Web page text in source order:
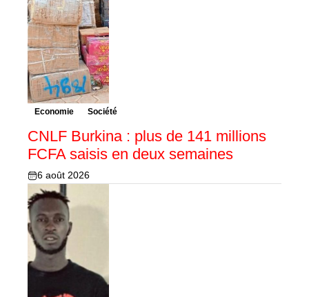
Economie Société
CNLF Burkina : plus de 141 millions
FCFA saisis en deux semaines
6 août 2026